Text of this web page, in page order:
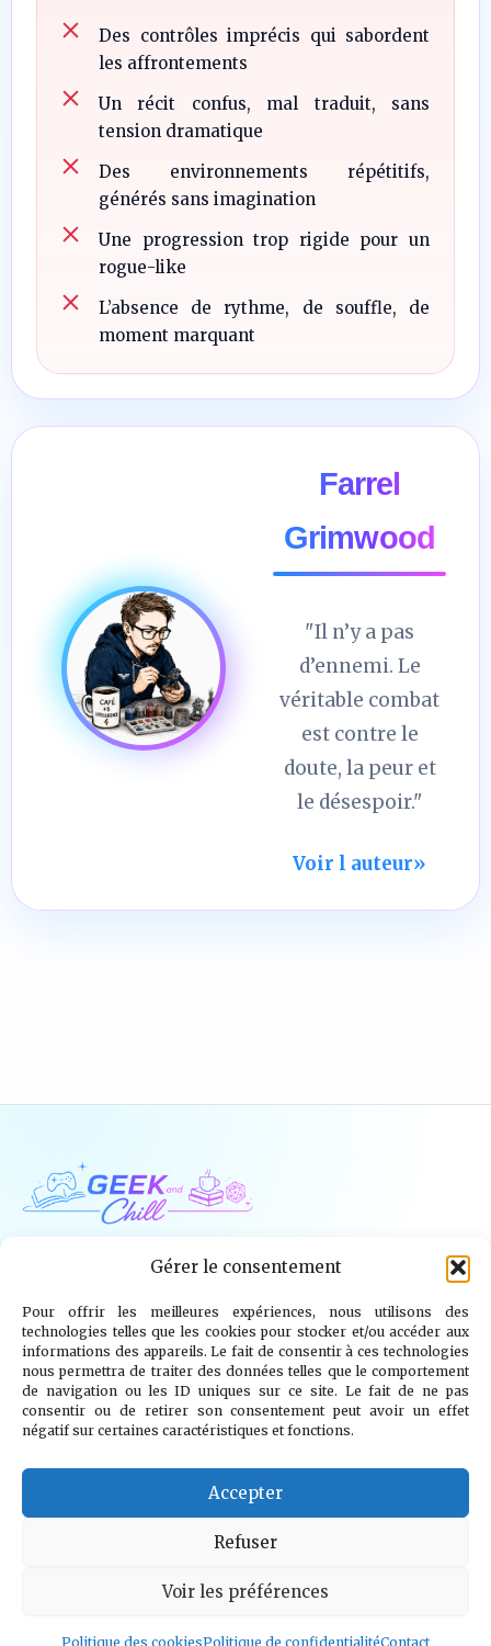
Gérer le consentement
Pour offrir les meilleures expériences, nous utilisons des
technologies telles que les cookies pour stocker et/ou accéder aux
informations des appareils. Le fait de consentir à ces technologies
nous permettra de traiter des données telles que le comportement
de navigation ou les ID uniques sur ce site. Le fait de ne pas
consentir ou de retirer son consentement peut avoir un effet
négatif sur certaines caractéristiques et fonctions.
Accepter
Refuser
Voir les préférences
Politique des cookiesPolitique de confidentialitéContact
Des contrôles imprécis qui sabordent
les affrontements
Un récit confus, mal traduit, sans
tension dramatique
Des environnements répétitifs,
générés sans imagination
Une progression trop rigide pour un
rogue-like
L’absence de rythme, de souffle, de
moment marquant
Farrel
Grimwood
"Il n’y a pas
d’ennemi. Le
véritable combat
est contre le
doute, la peur et
le désespoir."
Voir l auteur»
Jeux Vidéo Tech Tabletop Livres
Mangas / BD TV Goodies Kids
Wargames
info@geekandchill.com
Contact
À propos